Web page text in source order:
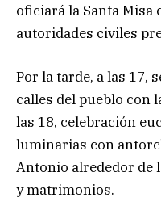
oficiará la Santa Misa
autoridades civiles
Por la tarde, a las 17,
calles del pueblo con
las 18, celebración
luminarias con
Antonio alrededor de
y matrimonios.